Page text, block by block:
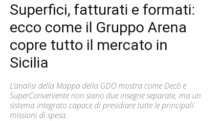
Superfici, fatturati e formati:
ecco come il Gruppo Arena
copre tutto il mercato in
Sicilia
L’analisi della Mappa della GDO mostra come Decò e
SuperConveniente non siano due insegne separate, ma un
sistema integrato capace di presidiare tutte le principali
missioni di spesa.